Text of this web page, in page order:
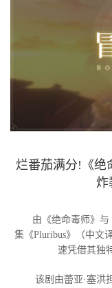
烂番茄满分!《绝
炸
由《绝命毒师》与《
集《Pluribus》（中文
速凭借其独
该剧由蕾亚·塞洪担